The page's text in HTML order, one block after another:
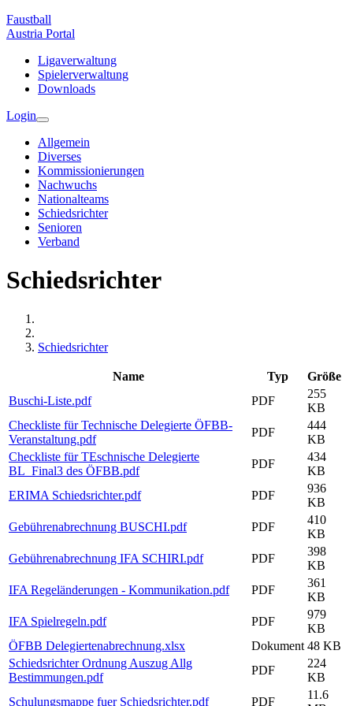
Faustball
Austria Portal
Ligaverwaltung
Spielerverwaltung
Downloads
Login
Allgemein
Diverses
Kommissionierungen
Nachwuchs
Nationalteams
Schiedsrichter
Senioren
Verband
Schiedsrichter
Schiedsrichter
Name Typ
Größe
Buschi-Liste.pdf
PDF
255
KB
Checkliste für Technische Delegierte ÖFBB-
Veranstaltung.pdf
PDF
444
KB
Checkliste für TEschnische Delegierte
BL_Final3 des ÖFBB.pdf
PDF
434
KB
ERIMA Schiedsrichter.pdf
PDF
936
KB
Gebührenabrechnung BUSCHI.pdf
PDF
410
KB
Gebührenabrechnung IFA SCHIRI.pdf
PDF
398
KB
IFA Regeländerungen - Kommunikation.pdf
PDF
361
KB
IFA Spielregeln.pdf
PDF
979
KB
ÖFBB Delegiertenabrechnung.xlsx
Dokument 48 KB
Schiedsrichter Ordnung Auszug Allg
Bestimmungen.pdf
PDF
224
KB
Schulungsmappe fuer Schiedsrichter.pdf
PDF
11.6